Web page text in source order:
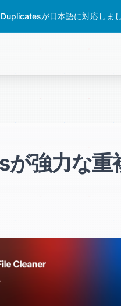
が日本語に対応しま
強力な重